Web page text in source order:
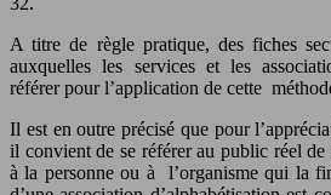
A titre de règle pratique, des fiches
auxquelles les services et les
référer pour l’application de cette
Il est en outre précisé que pour
il convient de se référer au public réel de
à la personne ou à l’organisme qui la